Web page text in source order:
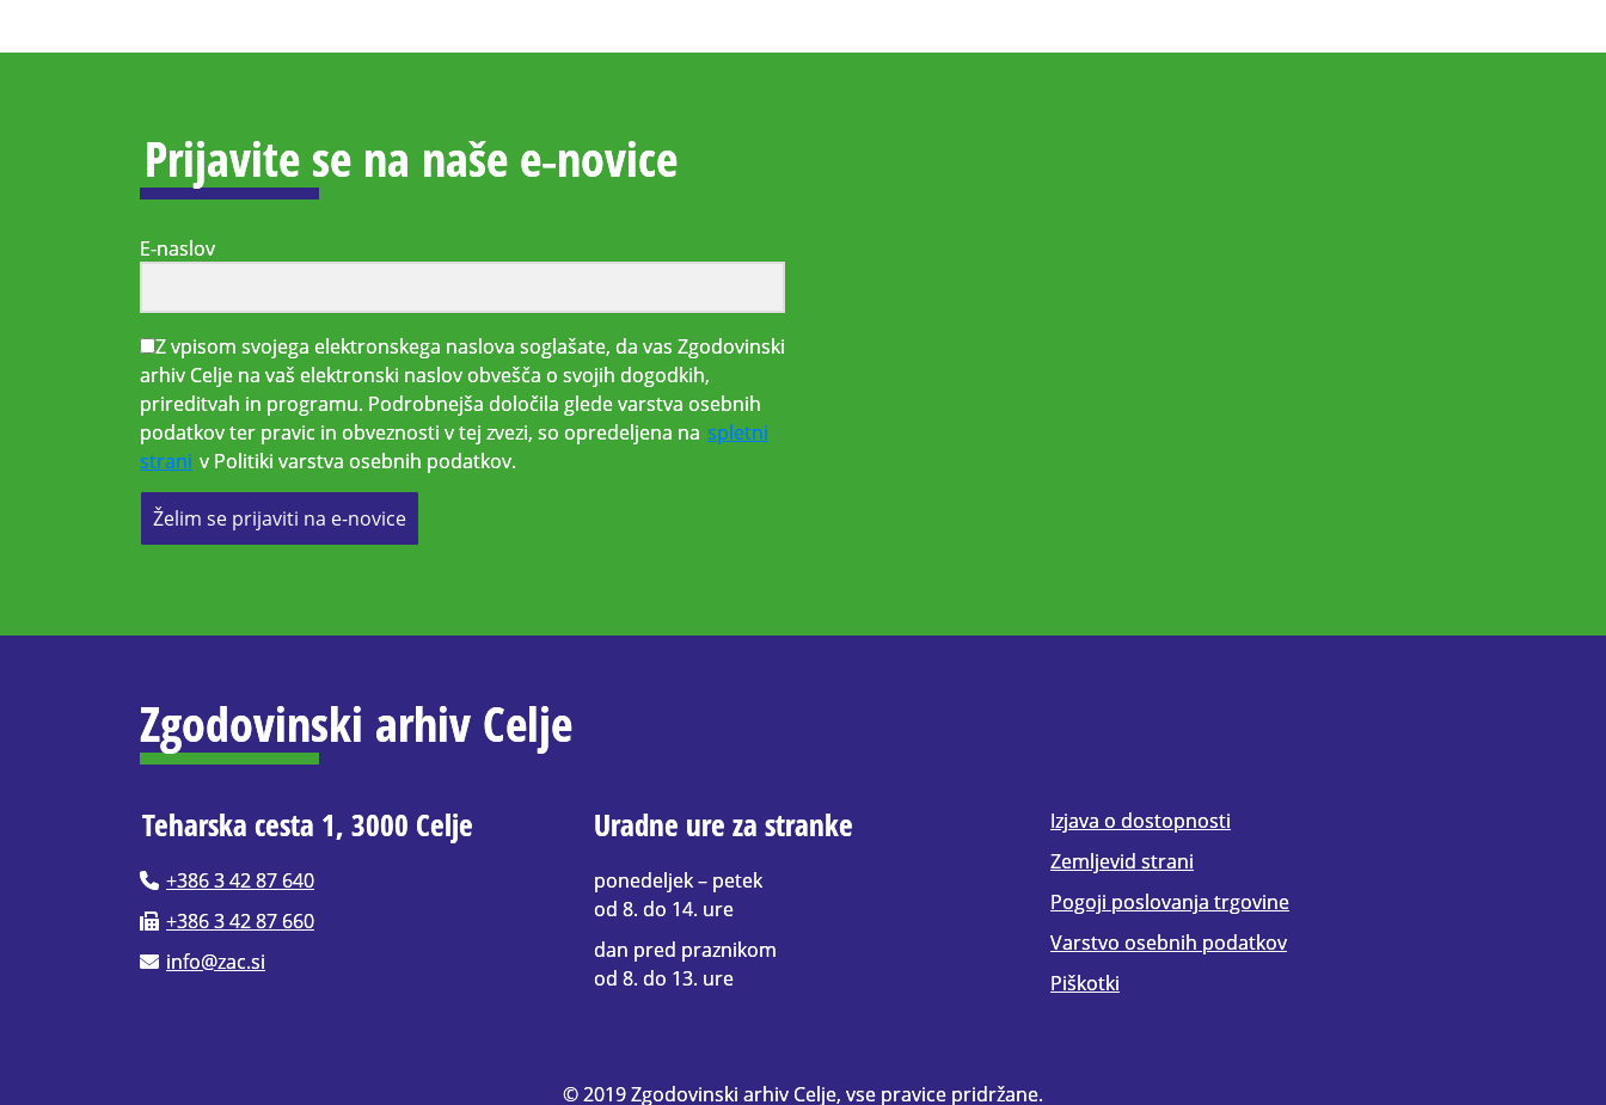
Prijavite se na naše e‑novice
E-naslov
Z vpisom svojega elektronskega naslova soglašate, da vas Zgodovinski
arhiv Celje na vaš elektronski naslov obvešča o svojih dogodkih,
prireditvah in programu. Podrobnejša določila glede varstva osebnih
podatkov ter pravic in obveznosti v tej zvezi, so opredeljena na spletni
strani v Politiki varstva osebnih podatkov.
Želim se prijaviti na e-novice
Zgodovinski arhiv Celje
Teharska cesta 1, 3000 Celje
+386 3 42 87 640
+386 3 42 87 660
info@zac.si
Uradne ure za stranke
ponedeljek – petek
od 8. do 14. ure
dan pred praznikom
od 8. do 13. ure
Izjava o dostopnosti
Zemljevid strani
Pogoji poslovanja trgovine
Varstvo osebnih podatkov
Piškotki
© 2019 Zgodovinski arhiv Celje, vse pravice pridržane.